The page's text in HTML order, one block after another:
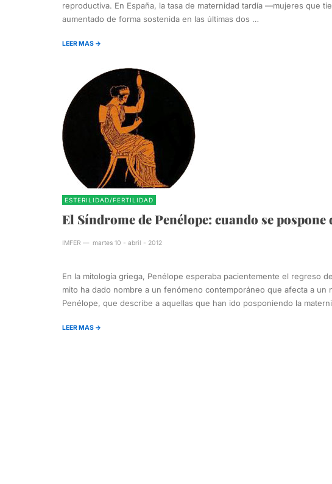
reproductiva. En España, la tasa de maternidad tardía —mujeres que
aumentado de forma sostenida en las últimas dos …
LEER MAS →
ESTERILIDAD/FERTILIDAD
El Síndrome de Penélope: cuando se
IMFER — martes 10 - abril - 2012
En la mitología griega, Penélope esperaba pacientemente el regreso
mito ha dado nombre a un fenómeno contemporáneo que afecta a
Penélope, que describe a aquellas que han ido posponiendo la
LEER MAS →